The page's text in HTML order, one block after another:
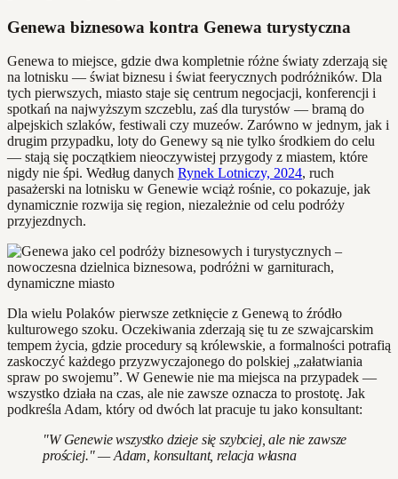
Genewa biznesowa kontra Genewa turystyczna
Genewa to miejsce, gdzie dwa kompletnie różne światy zderzają się
na lotnisku — świat biznesu i świat feerycznych podróżników. Dla
tych pierwszych, miasto staje się centrum negocjacji, konferencji i
spotkań na najwyższym szczeblu, zaś dla turystów — bramą do
alpejskich szlaków, festiwali czy muzeów. Zarówno w jednym, jak i
drugim przypadku, loty do Genewy są nie tylko środkiem do celu
— stają się początkiem nieoczywistej przygody z miastem, które
nigdy nie śpi. Według danych Rynek Lotniczy, 2024, ruch
pasażerski na lotnisku w Genewie wciąż rośnie, co pokazuje, jak
dynamicznie rozwija się region, niezależnie od celu podróży
przyjezdnych.
Dla wielu Polaków pierwsze zetknięcie z Genewą to źródło
kulturowego szoku. Oczekiwania zderzają się tu ze szwajcarskim
tempem życia, gdzie procedury są królewskie, a formalności potrafią
zaskoczyć każdego przyzwyczajonego do polskiej „załatwiania
spraw po swojemu”. W Genewie nie ma miejsca na przypadek —
wszystko działa na czas, ale nie zawsze oznacza to prostotę. Jak
podkreśla Adam, który od dwóch lat pracuje tu jako konsultant:
"W Genewie wszystko dzieje się szybciej, ale nie zawsze
prościej." — Adam, konsultant, relacja własna